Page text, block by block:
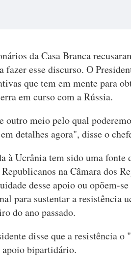
da Casa Branca
fazer esse discurso. O
que tem em mente para
em curso com a Rússia.
outro meio pelo qual
detalhes agora", disse o
à Ucrânia tem sido uma fonte
na Câmara dos
desse apoio ou opõem-
para sustentar a resistência
do ano passado.
disse que a resistência
bipartidário.